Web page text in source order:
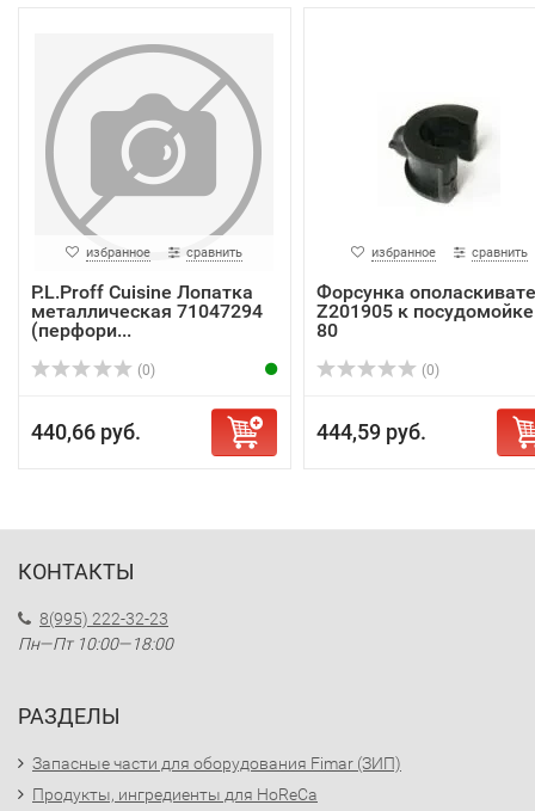
избранное сравнить
P.L.Proff Cuisine Лопатка
металлическая 71047294
(перфори...
(0)
440,66 руб.
избранное сравнить
Форсунка
Z201905 к
80
(0)
444,59 руб.
КОНТАКТЫ
8(995) 222-32-23
Пн—Пт 10:00—18:00
РАЗДЕЛЫ
Запасные части для оборудования Fimar (ЗИП)
Продукты, ингредиенты для HoReCa